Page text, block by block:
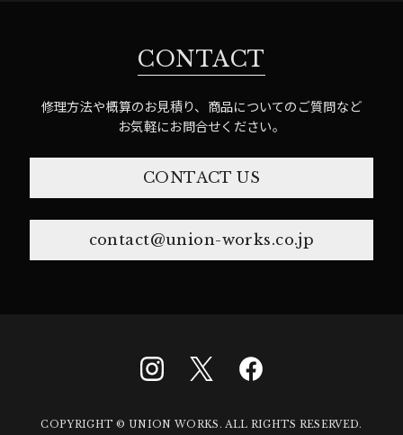
CONTACT
修理方法や概算のお見積り、商品についてのご質問など
お気軽にお問合せください。
CONTACT US
contact@union-works.co.jp
COPYRIGHT © UNION WORKS. ALL RIGHTS RESERVED.